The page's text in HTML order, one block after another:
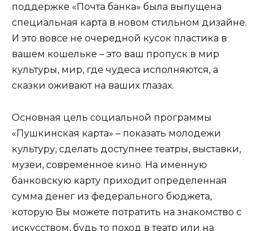
поддержке «Почта банка» была выпущена
специальная карта в новом стильном дизайне.
И это вовсе не очередной кусок пластика в
вашем кошельке – это ваш пропуск в мир
культуры, мир, где чудеса исполняются, а
сказки оживают на ваших глазах.
Основная цель социальной программы
«Пушкинская карта» – показать молодежи
культуру, сделать доступнее театры, выставки,
музеи, современное кино. На именную
банковскую карту приходит определенная
сумма денег из федерального бюджета,
которую Вы можете потратить на знакомство с
искусством, будь то поход в театр или на